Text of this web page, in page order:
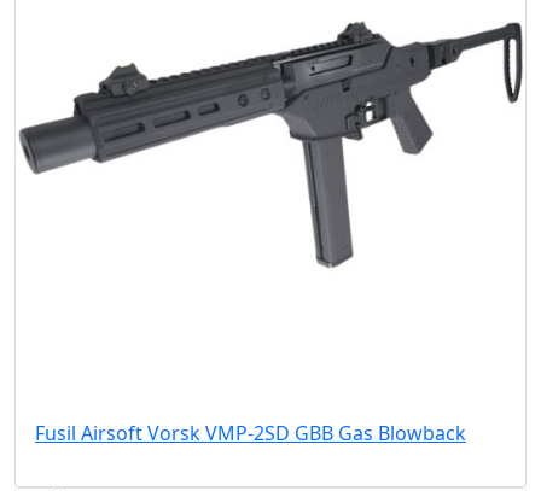
Fusil Airsoft Vorsk VMP-2SD GBB Gas Blowback